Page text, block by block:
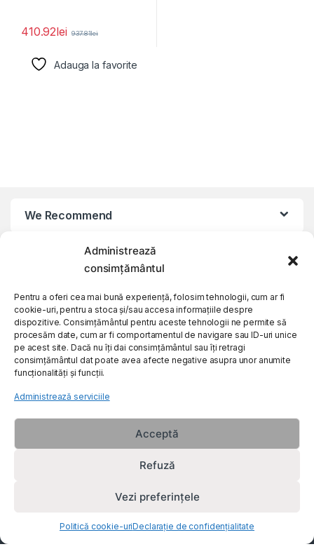
Administrează
consimțământul
Pentru a oferi cea mai bună experiență, folosim tehnologii, cum ar fi
cookie-uri, pentru a stoca și/sau accesa informațiile despre
dispozitive. Consimțământul pentru aceste tehnologii ne permite să
procesăm date, cum ar fi comportamentul de navigare sau ID-uri unice
pe acest site. Dacă nu îți dai consimțământul sau îți retragi
consimțământul dat poate avea afecte negative asupra unor anumite
funcționalități și funcții.
Administrează serviciile
Acceptă
Refuză
Vezi preferințele
Politică cookie-uriDeclarație de confidențialitate
410.92lei 937.81lei
Adauga la favorite
We Recommend
My Account
Customer Care
About Us